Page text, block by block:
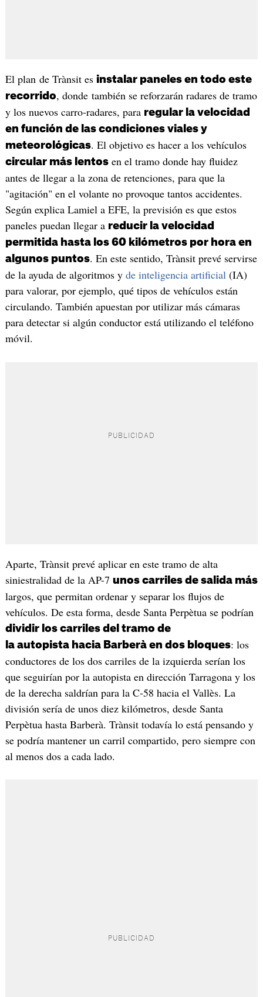
El plan de Trànsit es instalar paneles en todo este
recorrido, donde también se reforzarán radares de tramo
y los nuevos carro-radares, para regular la velocidad
en función de las condiciones viales y
meteorológicas. El objetivo es hacer a los vehículos
circular más lentosen el tramo donde hay fluidez
antes de llegar a la zona de retenciones, para que la
"agitación" en el volante no provoque tantos accidentes.
Según explica Lamiel a EFE, la previsión es que estos
paneles puedan llegar a reducir la velocidad
permitida hasta los 60 kilómetros por hora en
algunos puntos. En este sentido, Trànsit prevé servirse
de la ayuda de algoritmos y de inteligencia artificial(IA)
para valorar, por ejemplo, qué tipos de vehículos están
circulando. También apuestan por utilizar más cámaras
para detectar si algún conductor está utilizando el teléfono
móvil.
Aparte, Trànsit prevé aplicar en este tramo de alta
siniestralidad de la AP-7 unos carriles de salida más
largos, que permitan ordenar y separar los flujos de
vehículos. De esta forma, desde Santa Perpètua se podrían
dividir los carriles del tramo de
la autopista hacia Barberà en dos bloques: los
conductores de los dos carriles de la izquierda serían los
que seguirían por la autopista en dirección Tarragona y los
de la derecha saldrían para la C-58 hacia el Vallès. La
división sería de unos diez kilómetros, desde Santa
Perpètua hasta Barberà. Trànsit todavía lo está pensando y
se podría mantener un carril compartido, pero siempre con
al menos dos a cada lado.